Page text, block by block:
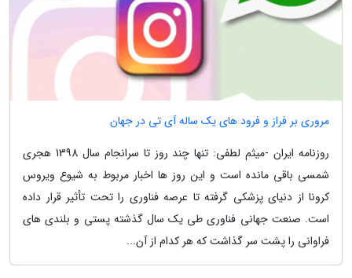
مروری بر فراز و فرود های یک ساله آی تی در جهان
روزنامه ایران -میثم لطفی: تنها چند روز تا سرانجام سال 1398 هجری
شمسی باقی مانده است و این روز ها اخبار مربوط به شیوع ویروس
کرونا از دنیای پزشکی گرفته تا عرصه فناوری را تحت تأثیر قرار داده
است. صنعت جهانی فناوری طی یک سال گذشته پستی و بلندی های
فراوانی را پشت سر گذاشت که هر کدام از آن...